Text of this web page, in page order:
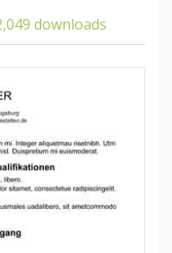
downloads